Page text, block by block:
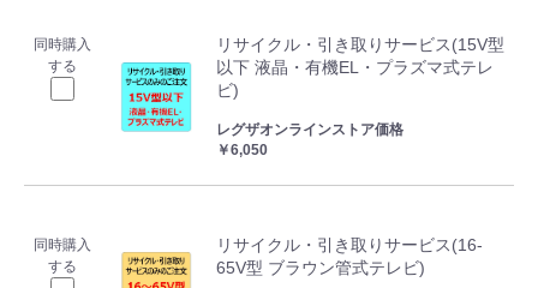
同時購入
する
リサイクル・引き取りサービス(15V型
以下 液晶・有機EL・プラズマ式テレ
ビ)
レグザオンラインストア価格
￥6,050
同時購入
する
リサイクル・引き取りサービス(16-
65V型 ブラウン管式テレビ)